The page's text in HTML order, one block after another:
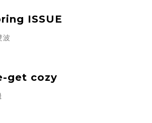
ISSUE
波
get cozy